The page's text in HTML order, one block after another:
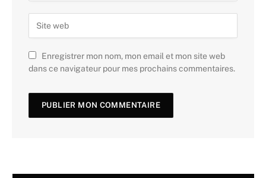
Enregistrer mon nom, mon email et mon site web
dans ce navigateur pour mes prochains commentaires.